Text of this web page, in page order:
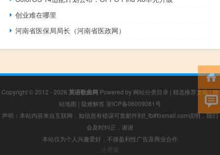
创业难在哪里
河南省医保局局长（河南省医政网）
Copyright © 2012 - 2026 英语歌曲网 Powered by 网站分类目录 | 精选推荐文章|网
站地图 | 疑难解答 浙ICP备06009081号
声明：本站内容来自互联网，如信息有错误可发邮件到f_fb#foxmail.com说明，我们
会及时纠正，谢谢
本站仅为个人兴趣爱好，不接盈利性广告及商业合作
小男孩